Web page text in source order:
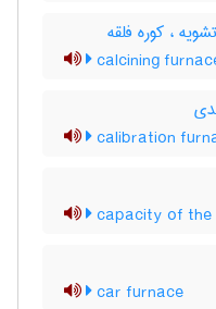
، کوره فلقه
calcining
calibration
capacity of
car furnace